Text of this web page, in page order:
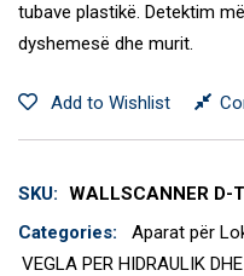
tubave plastikë. Detektim
dyshemesë dhe murit.
Add to Wishlist
SKU: WALLSCANNER D-
Categories:
Aparat për
VEGLA PER HIDRAULIK